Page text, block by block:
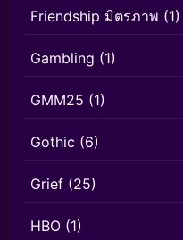
Friendship มิตรภาพ (1)
Gambling (1)
GMM25 (1)
Gothic (6)
Grief (25)
HBO (1)